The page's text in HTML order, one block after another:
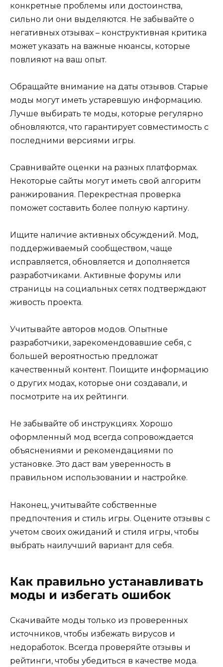
конкретные проблемы или достоинства,
сильно ли они выделяются. Не забывайте о
негативных отзывах – конструктивная критика
может указать на важные нюансы, которые
повлияют на ваш опыт.
Обращайте внимание на даты отзывов. Старые
моды могут иметь устаревшую информацию.
Лучше выбирать те моды, которые регулярно
обновляются, что гарантирует совместимость с
последними версиями игры.
Сравнивайте оценки на разных платформах.
Некоторые сайты могут иметь свой алгоритм
ранжирования. Перекрестная проверка
поможет составить более полную картину.
Ищите наличие активных обсуждений. Мод,
поддерживаемый сообществом, чаще
исправляется, обновляется и дополняется
разработчиками. Активные форумы или
страницы на социальных сетях подтверждают
живость проекта.
Учитывайте авторов модов. Опытные
разработчики, зарекомендовавшие себя, с
большей вероятностью предложат
качественный контент. Поищите информацию
о других модах, которые они создавали, и
посмотрите на их рейтинги.
Не забывайте об инструкциях. Хорошо
оформленный мод всегда сопровождается
объяснениями и рекомендациями по
установке. Это даст вам уверенность в
правильном использовании и настройке.
Наконец, учитывайте собственные
предпочтения и стиль игры. Оцените отзывы с
учетом своих ожиданий и стиля игры, чтобы
выбрать наилучший вариант для себя.
Как правильно устанавливать
моды и избегать ошибок
Скачивайте моды только из проверенных
источников, чтобы избежать вирусов и
недоработок. Всегда проверяйте отзывы и
рейтинги, чтобы убедиться в качестве мода.